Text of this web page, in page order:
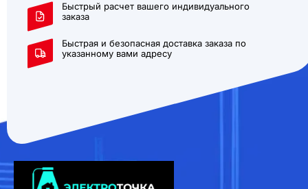
Быстрый расчет вашего индивидуального
заказа
Быстрая и безопасная доставка заказа по
указанному вами адресу